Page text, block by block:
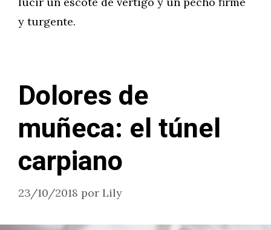
y turgente.
Dolores de
muñeca: el túnel
carpiano
23/10/2018 por Lily